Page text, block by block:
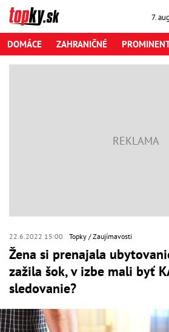
7.
DOMÁCE ZAHRANIČNÉ
22.6.2022 15:00 Topky Zaujímavosti
Žena si prenajala
zažila šok, v izbe mali byť
sledovanie?